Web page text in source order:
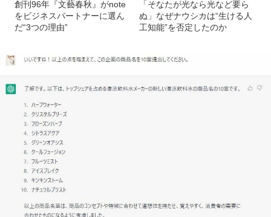
創刊96年『文藝春秋』がnote
をビジネスパートナーに選ん
だ“3つの理由”
「そなたが光なら光など要ら
ぬ」なぜナウシカは“生ける人
工知能”を否定したのか